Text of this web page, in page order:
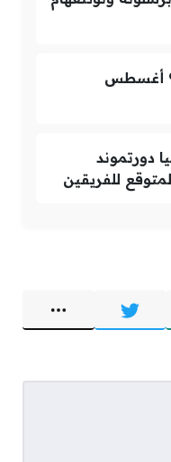
مواعيد مباريات اليوم الأحد 9 أغسطس
دورتموند
للفريقين